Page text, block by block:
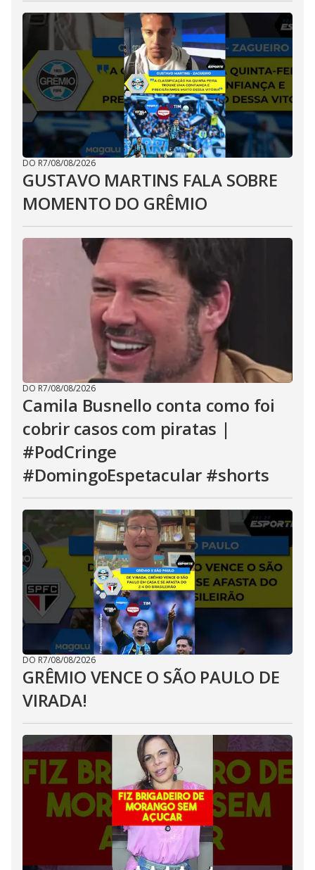
DO R7/08/08/2026
GUSTAVO MARTINS FALA SOBRE
MOMENTO DO GRÊMIO
DO R7/08/08/2026
Camila Busnello conta como foi
cobrir casos com piratas |
#PodCringe
#DomingoEspetacular #shorts
DO R7/08/08/2026
GRÊMIO VENCE O SÃO PAULO DE
VIRADA!